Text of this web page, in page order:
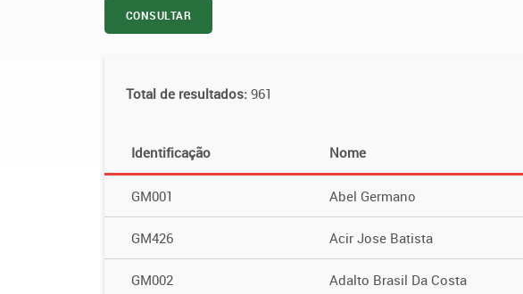
Total de resultados: 961
Identificação Nome
GM001 Abel Germano
GM426 Acir Jose Batista
GM002 Adalto Brasil Da Costa